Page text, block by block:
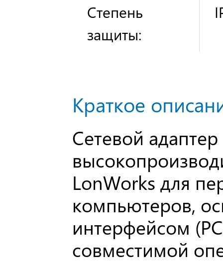
Степень
защиты:
Краткое
Сетевой адаптер
LonWorks для
компьютеров,
интерфейсом
совместимой